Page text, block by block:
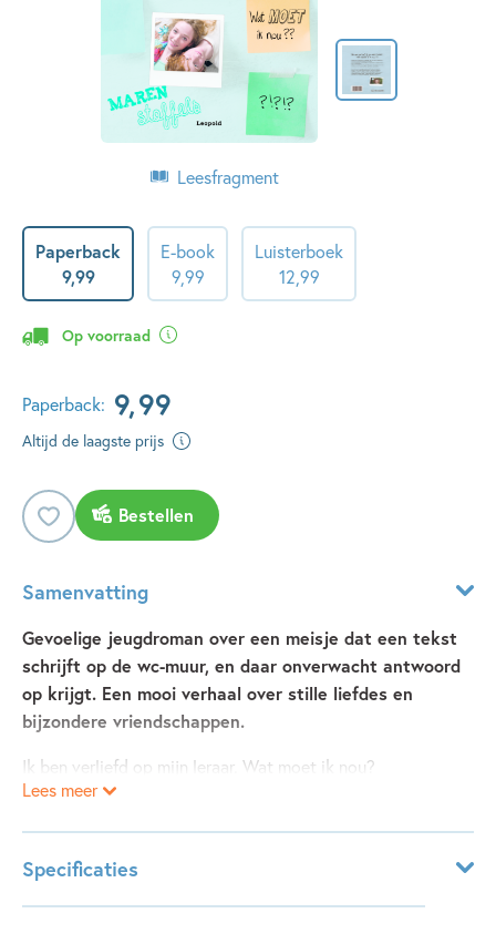
Leesfragment
Paperback
9,99
E-book
9,99
Luisterboek
12,99
Op voorraad
Paperback: 9,99
Altijd de laagste prijs
Bestellen
Samenvatting
Gevoelige jeugdroman over een meisje dat een tekst
schrijft op de wc-muur, en daar onverwacht antwoord
op krijgt. Een mooi verhaal over stille liefdes en
bijzondere vriendschappen.
Ik ben verliefd op mijn leraar. Wat moet ik nou?
Tot haar grote verbazing reageert er iemand op haar
noodkreet.
Lees meer
Specificaties
Leeftijdsindicatie: 11 - 15 jaar